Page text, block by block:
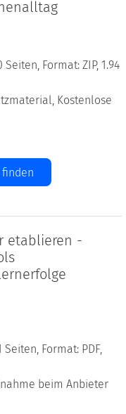
Format: ZIP, 1.94
Kostenlose
etablieren -
Format: PDF,
beim Anbieter